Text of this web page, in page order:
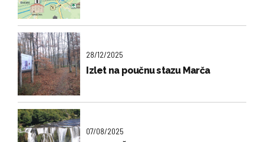
28/12/2025
Izlet na poučnu stazu Marča
07/08/2025